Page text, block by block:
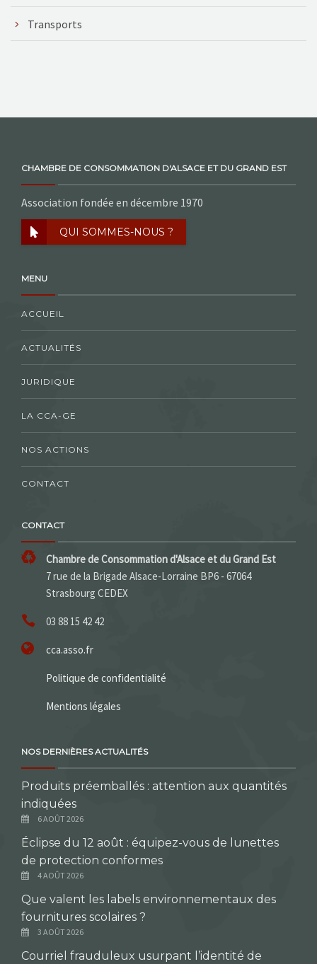
Transports
CHAMBRE DE CONSOMMATION D'ALSACE ET DU GRAND EST
Association fondée en décembre 1970
QUI SOMMES-NOUS ?
MENU
ACCUEIL
ACTUALITÉS
JURIDIQUE
LA CCA-GE
NOS ACTIONS
CONTACT
CONTACT
Chambre de Consommation d'Alsace et du Grand Est
7 rue de la Brigade Alsace-Lorraine BP6 - 67064
Strasbourg CEDEX
03 88 15 42 42
cca.asso.fr
Politique de confidentialité
Mentions légales
NOS DERNIÈRES ACTUALITÉS
Produits préemballés : attention aux quantités
indiquées
6 AOÛT 2026
Éclipse du 12 août : équipez-vous de lunettes
de protection conformes
4 AOÛT 2026
Que valent les labels environnementaux des
fournitures scolaires ?
3 AOÛT 2026
Courriel frauduleux usurpant l’identité de